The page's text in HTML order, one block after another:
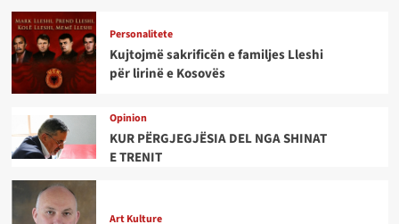
Personalitete
Kujtojmë sakrificën e familjes Lleshi
për lirinë e Kosovës
Opinion
KUR PËRGJEGJËSIA DEL NGA SHINAT
E TRENIT
Art Kulture